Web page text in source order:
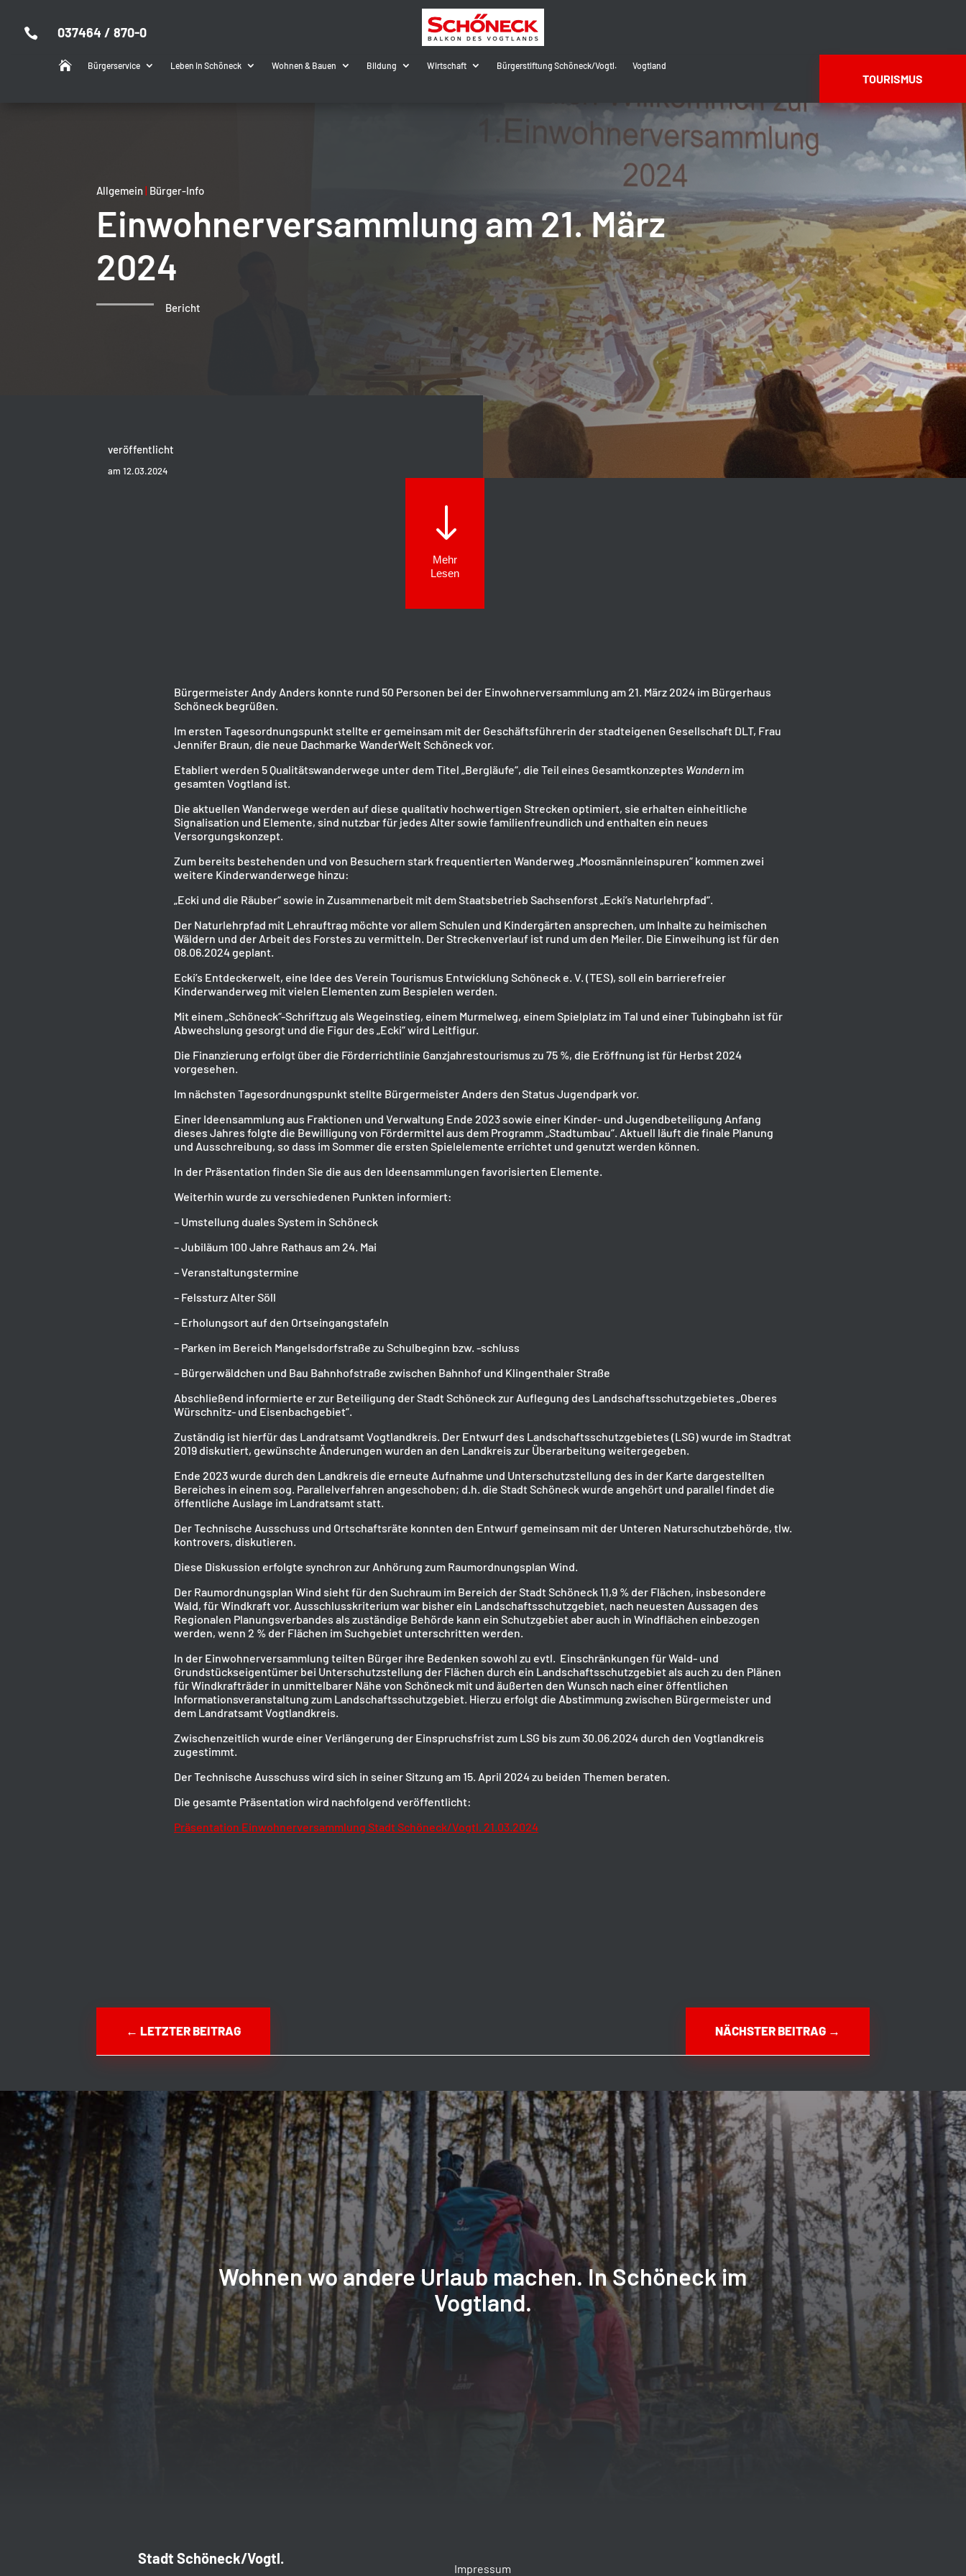
 037464 / 870-0
 Bürgerservice Leben in Schöneck Wohnen & Bauen Bildung Wirtschaft Bürgerstiftung Schöneck/Vogtl. Vogtland
TOURISMUS
Allgemein| Bürger-Info
Einwohnerversammlung am 21. März
2024
Bericht
veröffentlicht
am 12.03.2024
"
Mehr
Lesen
Bürgermeister Andy Anders konnte rund 50 Personen bei der Einwohnerversammlung am 21. März 2024 im Bürgerhaus
Schöneck begrüßen.
Im ersten Tagesordnungspunkt stellte er gemeinsam mit der Geschäftsführerin der stadteigenen Gesellschaft DLT, Frau
Jennifer Braun, die neue Dachmarke WanderWelt Schöneck vor.
Etabliert werden 5 Qualitätswanderwege unter dem Titel „Bergläufe“, die Teil eines Gesamtkonzeptes Wandernim
gesamten Vogtland ist.
Die aktuellen Wanderwege werden auf diese qualitativ hochwertigen Strecken optimiert, sie erhalten einheitliche
Signalisation und Elemente, sind nutzbar für jedes Alter sowie familienfreundlich und enthalten ein neues
Versorgungskonzept.
Zum bereits bestehenden und von Besuchern stark frequentierten Wanderweg „Moosmännleinspuren“ kommen zwei
weitere Kinderwanderwege hinzu:
„Ecki und die Räuber“ sowie in Zusammenarbeit mit dem Staatsbetrieb Sachsenforst „Ecki’s Naturlehrpfad“.
Der Naturlehrpfad mit Lehrauftrag möchte vor allem Schulen und Kindergärten ansprechen, um Inhalte zu heimischen
Wäldern und der Arbeit des Forstes zu vermitteln. Der Streckenverlauf ist rund um den Meiler. Die Einweihung ist für den
08.06.2024 geplant.
Ecki’s Entdeckerwelt, eine Idee des Verein Tourismus Entwicklung Schöneck e. V. (TES), soll ein barrierefreier
Kinderwanderweg mit vielen Elementen zum Bespielen werden.
Mit einem „Schöneck“-Schriftzug als Wegeinstieg, einem Murmelweg, einem Spielplatz im Tal und einer Tubingbahn ist für
Abwechslung gesorgt und die Figur des „Ecki“ wird Leitfigur.
Die Finanzierung erfolgt über die Förderrichtlinie Ganzjahrestourismus zu 75 %, die Eröffnung ist für Herbst 2024
vorgesehen.
Im nächsten Tagesordnungspunkt stellte Bürgermeister Anders den Status Jugendpark vor.
Einer Ideensammlung aus Fraktionen und Verwaltung Ende 2023 sowie einer Kinder- und Jugendbeteiligung Anfang
dieses Jahres folgte die Bewilligung von Fördermittel aus dem Programm „Stadtumbau“. Aktuell läuft die finale Planung
und Ausschreibung, so dass im Sommer die ersten Spielelemente errichtet und genutzt werden können.
In der Präsentation finden Sie die aus den Ideensammlungen favorisierten Elemente.
Weiterhin wurde zu verschiedenen Punkten informiert:
– Umstellung duales System in Schöneck
– Jubiläum 100 Jahre Rathaus am 24. Mai
– Veranstaltungstermine
– Felssturz Alter Söll
– Erholungsort auf den Ortseingangstafeln
– Parken im Bereich Mangelsdorfstraße zu Schulbeginn bzw. -schluss
– Bürgerwäldchen und Bau Bahnhofstraße zwischen Bahnhof und Klingenthaler Straße
Abschließend informierte er zur Beteiligung der Stadt Schöneck zur Auflegung des Landschaftsschutzgebietes „Oberes
Würschnitz- und Eisenbachgebiet“.
Zuständig ist hierfür das Landratsamt Vogtlandkreis. Der Entwurf des Landschaftsschutzgebietes (LSG) wurde im Stadtrat
2019 diskutiert, gewünschte Änderungen wurden an den Landkreis zur Überarbeitung weitergegeben.
Ende 2023 wurde durch den Landkreis die erneute Aufnahme und Unterschutzstellung des in der Karte dargestellten
Bereiches in einem sog. Parallelverfahren angeschoben; d.h. die Stadt Schöneck wurde angehört und parallel findet die
öffentliche Auslage im Landratsamt statt.
Der Technische Ausschuss und Ortschaftsräte konnten den Entwurf gemeinsam mit der Unteren Naturschutzbehörde, tlw.
kontrovers, diskutieren.
Diese Diskussion erfolgte synchron zur Anhörung zum Raumordnungsplan Wind.
Der Raumordnungsplan Wind sieht für den Suchraum im Bereich der Stadt Schöneck 11,9 % der Flächen, insbesondere
Wald, für Windkraft vor. Ausschlusskriterium war bisher ein Landschaftsschutzgebiet, nach neuesten Aussagen des
Regionalen Planungsverbandes als zuständige Behörde kann ein Schutzgebiet aber auch in Windflächen einbezogen
werden, wenn 2 % der Flächen im Suchgebiet unterschritten werden.
In der Einwohnerversammlung teilten Bürger ihre Bedenken sowohl zu evtl. Einschränkungen für Wald- und
Grundstückseigentümer bei Unterschutzstellung der Flächen durch ein Landschaftsschutzgebiet als auch zu den Plänen
für Windkrafträder in unmittelbarer Nähe von Schöneck mit und äußerten den Wunsch nach einer öffentlichen
Informationsveranstaltung zum Landschaftsschutzgebiet. Hierzu erfolgt die Abstimmung zwischen Bürgermeister und
dem Landratsamt Vogtlandkreis.
Zwischenzeitlich wurde einer Verlängerung der Einspruchsfrist zum LSG bis zum 30.06.2024 durch den Vogtlandkreis
zugestimmt.
Der Technische Ausschuss wird sich in seiner Sitzung am 15. April 2024 zu beiden Themen beraten.
Die gesamte Präsentation wird nachfolgend veröffentlicht:
Präsentation Einwohnerversammlung Stadt Schöneck/Vogtl. 21.03.2024
←LETZTER BEITRAG NÄCHSTER BEITRAG→
Wohnen wo andere Urlaub machen. In Schöneck im
Vogtland.
Stadt Schöneck/Vogtl.
Impressum